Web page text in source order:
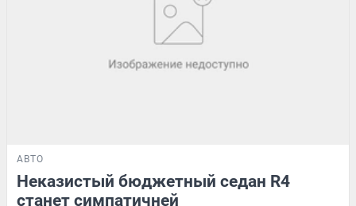
АВТО
Неказистый бюджетный седан R4
станет симпатичней